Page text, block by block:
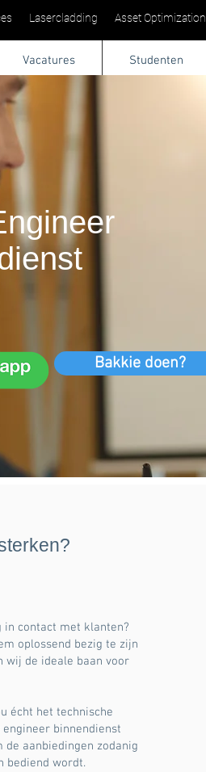
Lasercladding Asset Optimization
Vacatures Studenten
Bakkie doen?
in contact met klanten?
oplossend bezig te zijn
wij de ideale baan voor
écht het technische
binnendienst
aanbiedingen zodanig
bediend wordt.